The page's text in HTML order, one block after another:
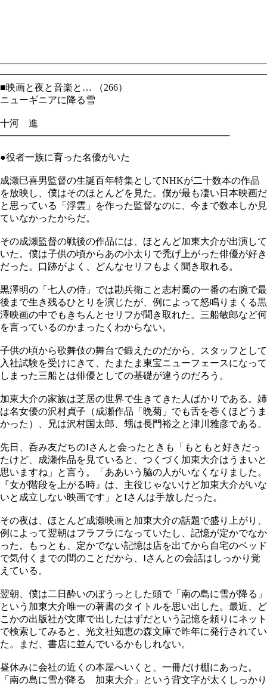
■映画と夜と音楽と… （266）
ニューギニアに降る雪
十河 進
───────────────────────────────────
●役者一族に育った名優がいた
成瀬巳喜男監督の生誕百年特集としてNHKが二十数本の作品
を放映し、僕はそのほとんどを見た。僕が最も凄い日本映画だ
と思っている「浮雲」を作った監督なのに、今まで数本しか見
ていなかったからだ。
その成瀬監督の戦後の作品には、ほとんど加東大介が出演して
いた。僕は子供の頃からあの小太りで禿げ上がった俳優が好き
だった。口跡がよく、どんなセリフもよく聞き取れる。
黒澤明の「七人の侍」では勘兵衛こと志村喬の一番の右腕で最
後まで生き残るひとりを演じたが、例によって怒鳴りまくる黒
澤映画の中でもきちんとセリフが聞き取れた。三船敏郎など何
を言っているのかまったくわからない。
子供の頃から歌舞伎の舞台で鍛えたのだから、スタッフとして
入社試験を受けにきて、たまたま東宝ニューフェースになって
しまった三船とは俳優としての基礎が違うのだろう。
加東大介の家族は芝居の世界で生きてきた人ばかりである。姉
は名女優の沢村貞子（成瀬作品「晩菊」でも舌を巻くほどうま
かった）、兄は沢村国太郎、甥は長門裕之と津川雅彦である。
先日、呑み友だちのIさんと会ったときも「もともと好きだっ
たけど、成瀬作品を見ていると、つくづく加東大介はうまいと
思いますね」と言う。「ああいう脇の人がいなくなりました。
『女が階段を上がる時』は、主役じゃないけど加東大介がいな
いと成立しない映画です」とIさんは手放しだった。
その夜は、ほとんど成瀬映画と加東大介の話題で盛り上がり、
例によって翌朝はフラフラになっていたし、記憶が定かでなか
った。もっとも、定かでない記憶は店を出てから自宅のベッド
で気付くまでの間のことだから、Iさんとの会話はしっかり覚
えている。
翌朝、僕は二日酔いのぼうっとした頭で「南の島に雪が降る」
という加東大介唯一の著書のタイトルを思い出した。最近、ど
こかの出版社が文庫で出したはずだという記憶を頼りにネット
で検索してみると、光文社知恵の森文庫で昨年に発行されてい
た。まだ、書店に並んでいるかもしれない。
昼休みに会社の近くの本屋へいくと、一冊だけ棚にあった。
「南の島に雪が降る 加東大介」という背文字が太くしっかり